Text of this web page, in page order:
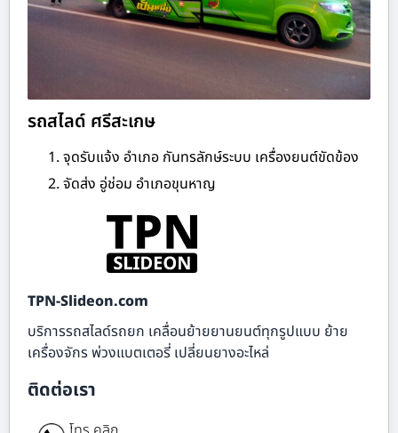
รถสไลด์ ศรีสะเกษ
จุดรับแจ้ง อำเภอ กันทรลักษ์ระบบ เครื่องยนต์ขัดข้อง
จัดส่ง อู่ช่อม อำเภอขุนหาญ
TPN-Slideon.com
บริการรถสไลด์รถยก เคลื่อนย้ายยานยนต์ทุกรูปแบบ ย้าย
เครื่องจักร พ่วงแบตเตอรี่ เปลี่ยนยางอะไหล่
ติดต่อเรา